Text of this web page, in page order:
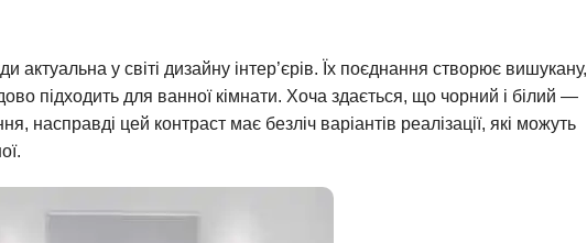
у світі дизайну інтер’єрів. Їх поєднання створює вишукану,
підходить для ванної кімнати. Хоча здається, що чорний і білий —
насправді цей контраст має безліч варіантів реалізації, які можуть